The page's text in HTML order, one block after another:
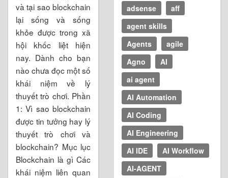
và tại sao blockchain
lại sống và sống
khỏe được trong xã
hội khốc liệt hiện
nay. Dành cho bạn
nào chưa đọc một số
khái niệm về lý
thuyết trò chơi. Phần
1: Vì sao blockchain
được tin tưởng hay lý
thuyết trò chơi và
blockchain? Mục lục
Blockchain là gì Các
khái niệm liên quan
adsense
aff
agent skills
Agents
agile
Agno
AI
ai agent
AI Automation
AI Coding
AI Engineering
AI IDE
AI Workflow
AI-AGENT